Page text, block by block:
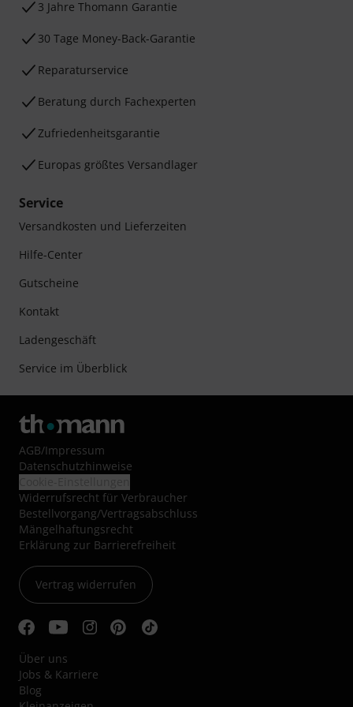
3 Jahre Thomann Garantie
30 Tage Money-Back-Garantie
Reparaturservice
Beratung durch Fachexperten
Zufriedenheitsgarantie
Europas größtes Versandlager
Service
Versandkosten und Lieferzeiten
Hilfe-Center
Gutscheine
Kontakt
Ladengeschäft
Service im Überblick
AGB/Impressum
Datenschutzhinweise
Widerrufsrecht für Verbraucher
Bestellvorgang/Vertragsabschluss
Mängelhaftungsrecht
Erklärung zur Barrierefreiheit
Vertrag widerrufen
Über uns
Jobs & Karriere
Blog